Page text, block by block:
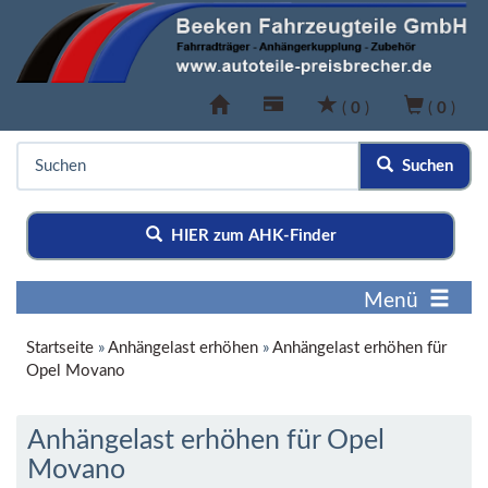
( 0 ) ( 0 )
Suchen
HIER zum AHK-Finder
Menü
Startseite » Anhängelast erhöhen » Anhängelast erhöhen für
Opel Movano
Anhängelast erhöhen für Opel
Movano